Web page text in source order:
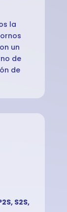
la
un
de
de
S2S,